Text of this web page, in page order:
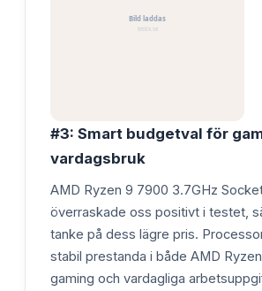
#3: Smart budgetval för
vardagsbruk
AMD Ryzen 9 7900 3.7GHz
överraskade oss positivt i testet,
tanke på dess lägre pris.
stabil prestanda i både AMD
gaming och vardagliga